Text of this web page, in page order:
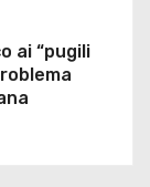
ai “pugili